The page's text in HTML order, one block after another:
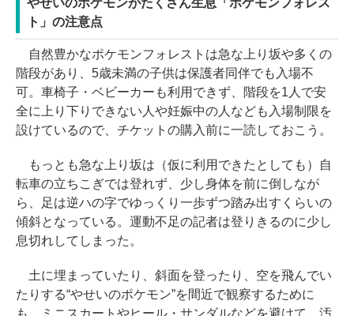
やせいのポケモンがたくさん生息「ポケモンフォレス
ト」の注意点
自然豊かなポケモンフォレストは急な上り坂や多くの
階段があり、5歳未満の子供は保護者同伴でも入場不
可。車椅子・ベビーカーも利用できず、階段を1人で安
全に上り下りできない人や妊娠中の人なども入場制限を
設けているので、チケットの購入前に一読しておこう。
もっとも急な上り坂は（仮に利用できたとしても）自
転車の立ちこぎでは登れず、少し身体を前に倒しなが
ら、足は逆ハの字でゆっくり一歩ずつ踏み出すくらいの
傾斜となっている。運動不足の記者は登りきるのに少し
息切れしてしまった。
土に埋まっていたり、斜面を登ったり、空を飛んでい
たりする“やせいのポケモン”を間近で観察するために